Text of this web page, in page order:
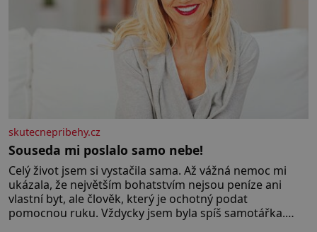
skutecnepribehy.cz
Souseda mi poslalo samo nebe!
Celý život jsem si vystačila sama. Až vážná nemoc mi
ukázala, že největším bohatstvím nejsou peníze ani
vlastní byt, ale člověk, který je ochotný podat
pomocnou ruku. Vždycky jsem byla spíš samotářka.